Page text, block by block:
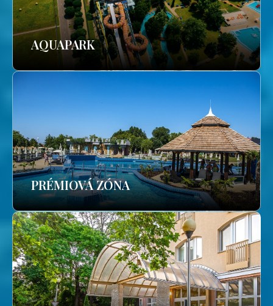
AQUAPARK
PRÉMIOVÁ ZÓNA